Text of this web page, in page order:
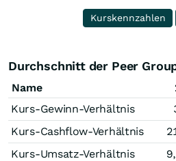
Kurskennzahlen
Durchschnitt der Peer
Name
Kurs-Gewinn-Verhältnis
Kurs-Cashflow-Verhältnis
Kurs-Umsatz-Verhältnis